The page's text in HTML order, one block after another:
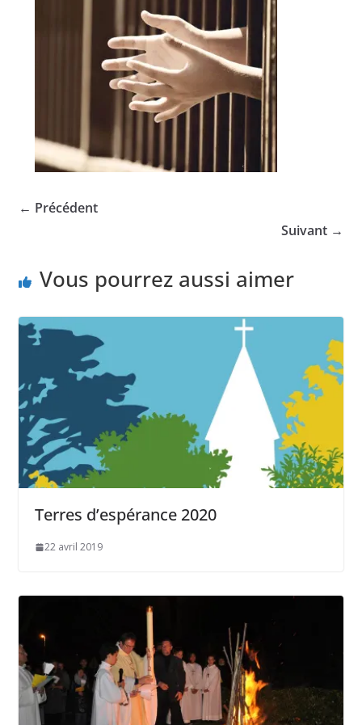
← Précédent
Suivant →
Vous pourrez aussi aimer
Terres d’espérance 2020
22 avril 2019